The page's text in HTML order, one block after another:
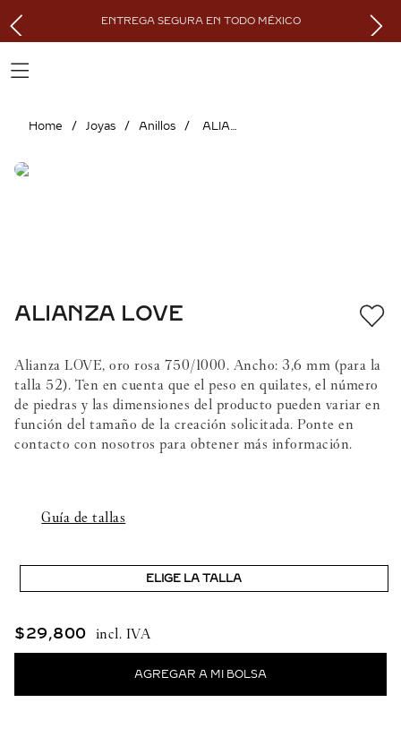
ENTREGA SEGURA EN TODO MÉXICO
Joyas Anillos ALIANZA LOVE
ALIANZA LOVE
Alianza LOVE, oro rosa 750/1000. Ancho: 3,6 mm (para la
talla 52). Ten en cuenta que el peso en quilates, el número
de piedras y las dimensiones del producto pueden variar en
función del tamaño de la creación solicitada. Ponte en
contacto con nosotros para obtener más información.
Guía de tallas
ELIGE LA TALLA
$29,800